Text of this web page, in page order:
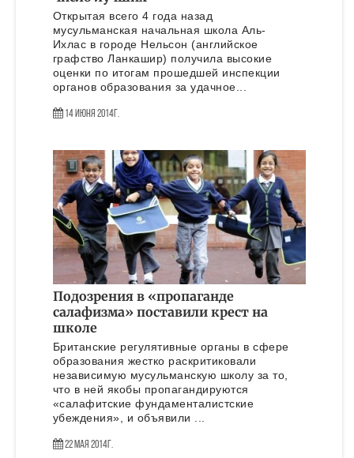
Открытая всего 4 года назад
мусульманская начальная школа Аль-
Ихлас в городе Нельсон (английское
графство Ланкашир) получила высокие
оценки по итогам прошедшей инспекции
органов образования за удачное...
14 Июня 2014г.
Подозрения в «пропаганде
салафизма» поставили крест на
школе
Британские регулятивные органы в сфере
образования жестко раскритиковали
независимую мусульманскую школу за то,
что в ней якобы пропагандируются
«салафитские фундаменталистские
убеждения», и объявили ...
22 Мая 2014г.